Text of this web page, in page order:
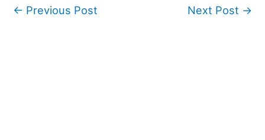
← Previous Post Next Post →